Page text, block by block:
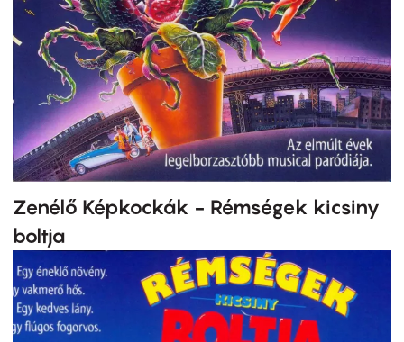
Zenélő Képkockák - Rémségek kicsiny
boltja